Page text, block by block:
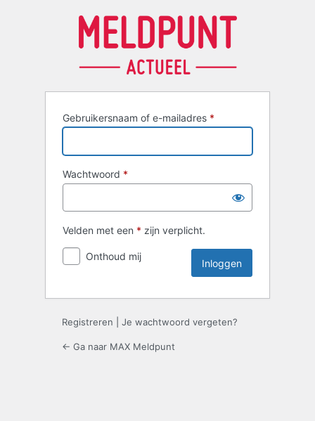
Gebruikersnaam of e-mailadres *
Wachtwoord *
Velden met een * zijn verplicht.
Onthoud mij
Registreren Je wachtwoord vergeten?
← Ga naar MAX Meldpunt